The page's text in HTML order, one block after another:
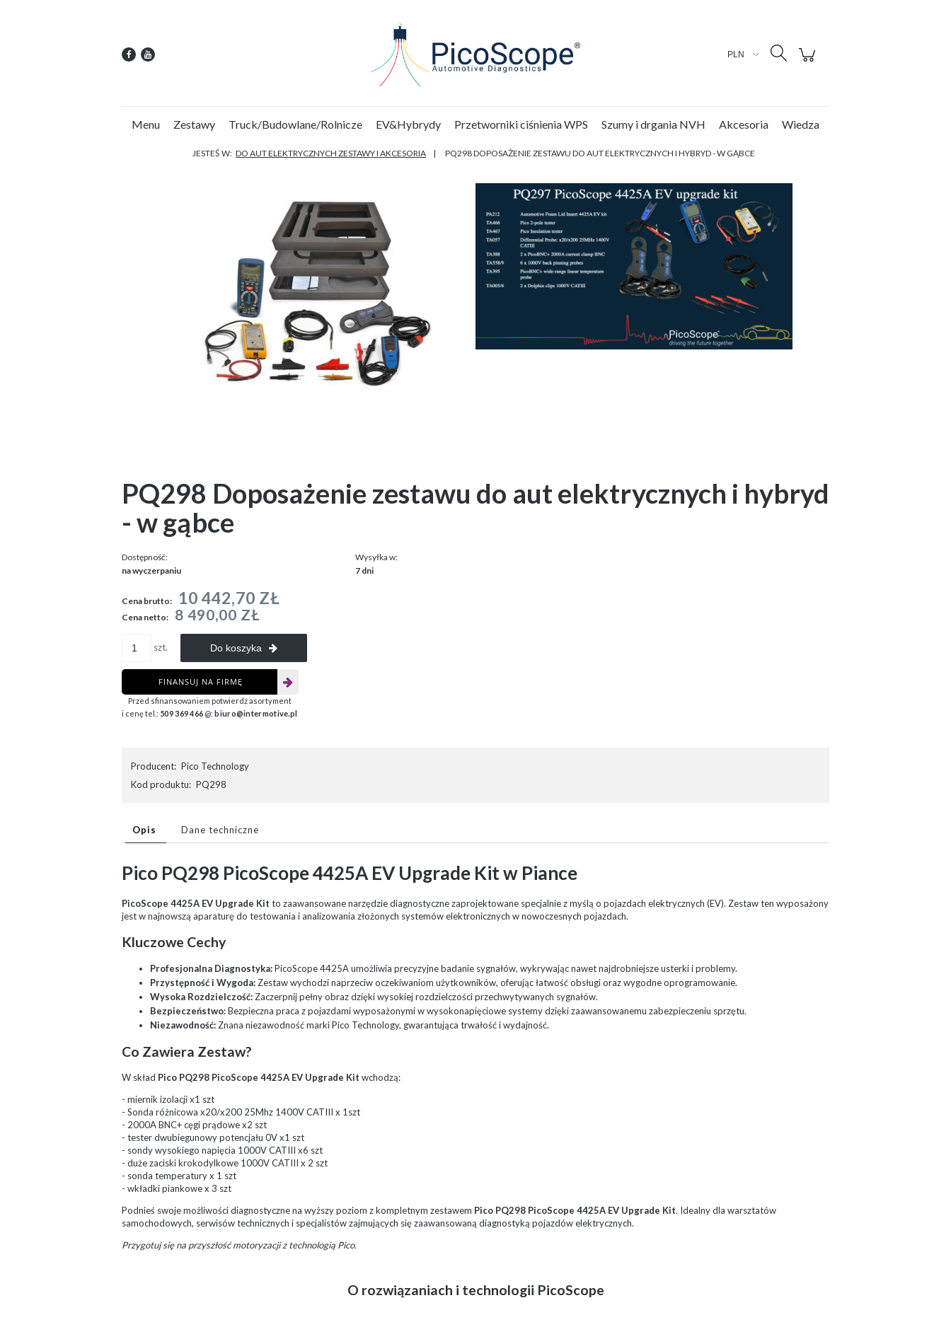
Menu Zestawy Truck/Budowlane/Rolnicze EV&Hybrydy Przetworniki ciśnienia WPS Szumy i drgania NVH Akcesoria Wiedza
JESTEŚ W: DO AUT ELEKTRYCZNYCH ZESTAWY I AKCESORIA PQ298 DOPOSAŻENIE ZESTAWU DO AUT ELEKTRYCZNYCH I HYBRYD - W GĄBCE
PQ298 Doposażenie zestawu do aut elektrycznych i hybryd
- w gąbce
Dostępność:
na wyczerpaniu
Wysyłka w:
7 dni
Cena brutto: 10 442,70 ZŁ
Cena netto: 8 490,00 ZŁ
szt. Do koszyka
FINANSUJ NA FIRMĘ
Przed sfinansowaniem potwierdź asortyment
i cenę tel.: 509 369 466 @: biuro@intermotive.pl
Producent: Pico Technology
Kod produktu: PQ298
Opis Dane techniczne
Pico PQ298 PicoScope 4425A EV Upgrade Kit w Piance
PicoScope 4425A EV Upgrade Kit to zaawansowane narzędzie diagnostyczne zaprojektowane specjalnie z myślą o pojazdach elektrycznych (EV). Zestaw ten wyposażony
jest w najnowszą aparaturę do testowania i analizowania złożonych systemów elektronicznych w nowoczesnych pojazdach.
Kluczowe Cechy
Profesjonalna Diagnostyka:PicoScope 4425A umożliwia precyzyjne badanie sygnałów, wykrywając nawet najdrobniejsze usterki i problemy.
Przystępność i Wygoda: Zestaw wychodzi naprzeciw oczekiwaniom użytkowników, oferując łatwość obsługi oraz wygodne oprogramowanie.
Wysoka Rozdzielczość: Zaczerpnij pełny obraz dzięki wysokiej rozdzielczości przechwytywanych sygnałów.
Bezpieczeństwo:Bezpieczna praca z pojazdami wyposażonymi w wysokonapięciowe systemy dzięki zaawansowanemu zabezpieczeniu sprzętu.
Niezawodność: Znana niezawodność marki Pico Technology, gwarantująca trwałość i wydajność.
Co Zawiera Zestaw?
W skład Pico PQ298 PicoScope 4425A EV Upgrade Kit wchodzą:
- miernik izolacji x1 szt
- Sonda różnicowa x20/x200 25Mhz 1400V CATIII x 1szt
- 2000A BNC+ cęgi prądowe x2 szt
- tester dwubiegunowy potencjału 0V x1 szt
- sondy wysokiego napięcia 1000V CATIII x6 szt
- duże zaciski krokodylkowe 1000V CATIII x 2 szt
- sonda temperatury x 1 szt
- wkładki piankowe x 3 szt
Podnieś swoje możliwości diagnostyczne na wyższy poziom z kompletnym zestawem Pico PQ298 PicoScope 4425A EV Upgrade Kit. Idealny dla warsztatów
samochodowych, serwisów technicznych i specjalistów zajmujących się zaawansowaną diagnostyką pojazdów elektrycznych.
Przygotuj się na przyszłość motoryzacji z technologią Pico.
O rozwiązaniach i technologii PicoScope